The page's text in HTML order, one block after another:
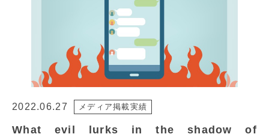
2022.06.27 メディア掲載実績
What evil lurks in the shadow of